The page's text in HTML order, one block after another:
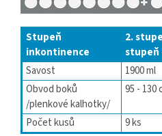
Stupeň
inkontinence
2.
stupeň
Savost
1900 ml
Obvod boků
/plenkové kalhotky/
95 - 130
Počet kusů 9 ks